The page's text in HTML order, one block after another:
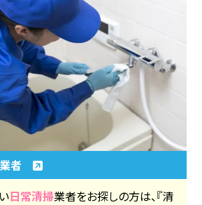
業者
日常清掃業者をお探しの方は、『清